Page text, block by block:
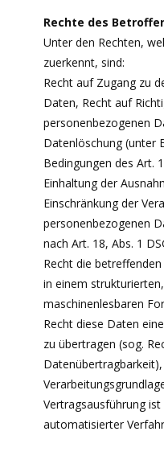
Rechte des
Unter den Rechten,
zuerkennt, sind:
Recht auf Zugang zu
Daten, Recht auf
personenbezogenen
Datenlöschung (unter
Bedingungen des Art.
Einhaltung der
Einschränkung der
personenbezogenen
nach Art. 18, Abs. 1
Recht die
in einem
maschinenlesbaren
Recht diese Daten
zu übertragen (sog.
Vertragsausführung
automatisierter